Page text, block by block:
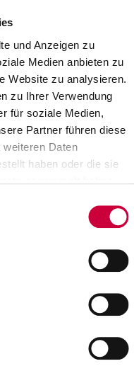
und Anzeigen zu
Medien anbieten zu
Website zu analysieren.
zu Ihrer Verwendung
für soziale Medien,
Partner führen diese
Daten
haben oder die sie
Sielverbandes Stellau in
des
Steinburg gemäß § 6